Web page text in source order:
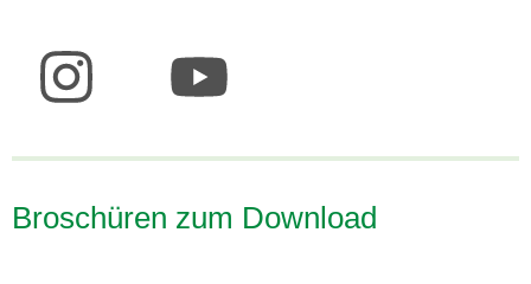
Broschüren zum Download